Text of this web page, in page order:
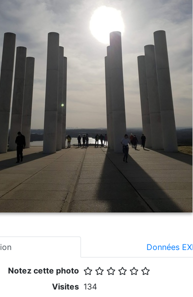
Données
Notez cette photo
Visites 134